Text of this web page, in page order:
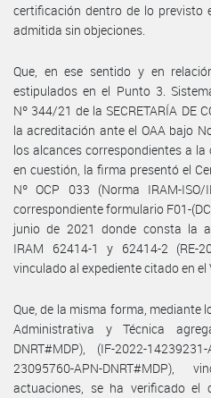
certificación dentro de lo previsto
admitida sin objeciones.
Que, en ese sentido y en
estipulados en el Punto 3.
Nº 344/21 de la SECRETARÍA DE
la acreditación ante el OAA bajo
los alcances correspondientes a
en cuestión, la firma presentó el
Nº OCP 033 (Norma IRAM-
correspondiente formulario F01-
junio de 2021 donde consta la
IRAM 62414-1 y 62414-2 (RE-
vinculado al expediente citado en el
Que, de la misma forma, mediante
Administrativa y Técnica
DNRT#MDP), (IF-2022-
23095760-APN-
actuaciones, se ha verificado el